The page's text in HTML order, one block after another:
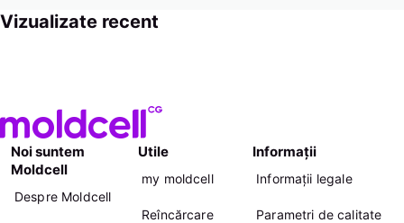
Vizualizate recent
Noi suntem
Moldcell
Despre Moldcell
Utile
my moldcell
Reîncărcare
Informații
Informații legale
Parametri de calitate